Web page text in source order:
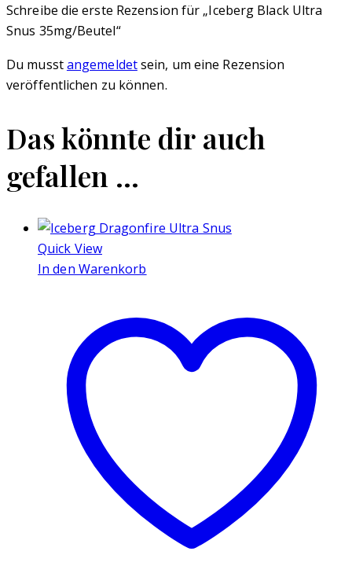
Schreibe die erste Rezension für „Iceberg Black Ultra
Snus 35mg/Beutel“
Du musstangemeldetsein, um eine Rezension
veröffentlichen zu können.
Das könnte dir auch
gefallen …
Quick View
In den Warenkorb